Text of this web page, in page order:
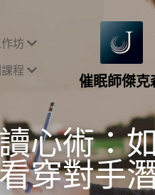
坊
程
催眠師傑克
心術：
穿對手